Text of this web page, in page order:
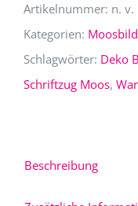
Artikelnummer: n. v.
Kategorien:
Schlagwörter: Deko
Schriftzug Moos,
Beschreibung